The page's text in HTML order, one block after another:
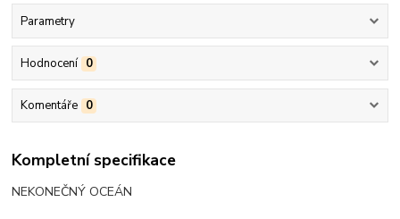
Parametry
Hodnocení 0
Komentáře 0
Kompletní specifikace
NEKONEČNÝ OCEÁN